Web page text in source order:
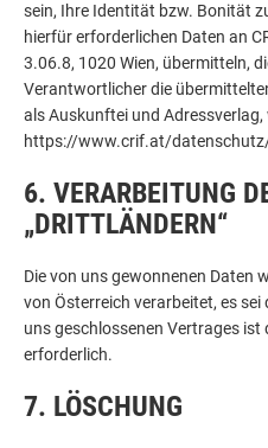
sein, Ihre Identität bzw. Bonität
hierfür erforderlichen Daten an
3.06.8, 1020 Wien, übermitteln,
Verantwortlicher die
als Auskunftei und Adressverlag,
https://www.crif.at/
6. VERARBEITUNG
„DRITTLÄNDERN“
Die von uns gewonnenen Daten
von Österreich verarbeitet, es
uns geschlossenen Vertrages
erforderlich.
7. LÖSCHUNG